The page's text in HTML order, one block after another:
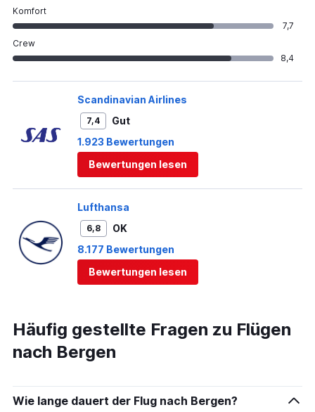
Komfort
7,7
Crew
8,4
Scandinavian Airlines
7,4
Gut
1.923 Bewertungen
Bewertungen lesen
Lufthansa
6,8
OK
8.177 Bewertungen
Bewertungen lesen
Häufig gestellte Fragen zu Flügen
nach Bergen
Wie lange dauert der Flug nach Bergen?